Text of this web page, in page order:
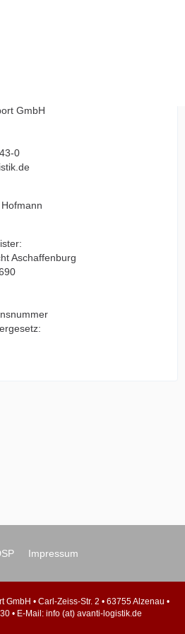
GmbH
0
Aschaffenburg
Impressum
• Carl-Zeiss-Str. 2 • 63755 Alzenau •
• E-Mail: info (at) avanti-logistik.de